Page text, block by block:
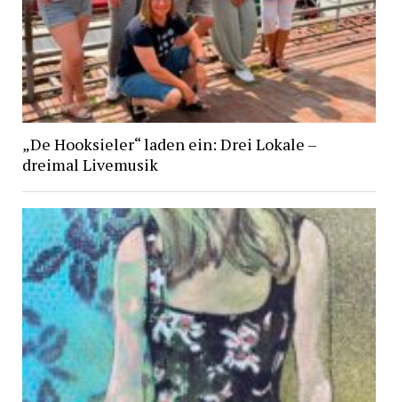
„De Hooksieler“ laden ein: Drei Lokale –
dreimal Livemusik